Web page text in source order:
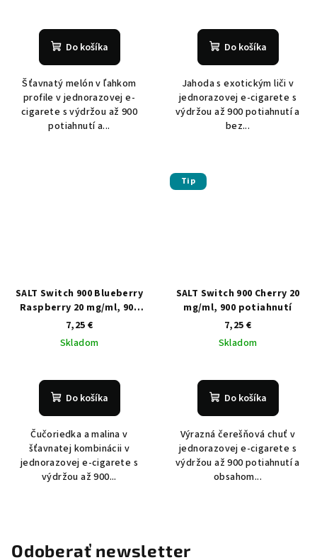
Do košíka
Šťavnatý melón v ľahkom
profile v jednorazovej e-
cigarete s výdržou až 900
potiahnutí a...
Do košíka
Jahoda s exotickým liči v
jednorazovej e-cigarete s
výdržou až 900 potiahnutí a
bez...
SALT Switch 900 Blueberry
Raspberry 20 mg/ml, 900
potiahnutí
7,25 €
Skladom
Do košíka
Čučoriedka a malina v
šťavnatej kombinácii v
jednorazovej e-cigarete s
výdržou až 900...
Tip
SALT Switch 900 Cherry 20
mg/ml, 900 potiahnutí
7,25 €
Skladom
Do košíka
Výrazná čerešňová chuť v
jednorazovej e-cigarete s
výdržou až 900 potiahnutí a
obsahom...
Odoberať newsletter